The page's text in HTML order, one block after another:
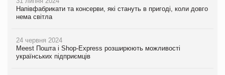
Напівфабрикати та консерви, які стануть в пригоді, коли довго
нема світла
24 червня 2024
Meest Пошта і Shop-Express розширюють можливості
українських підприємців